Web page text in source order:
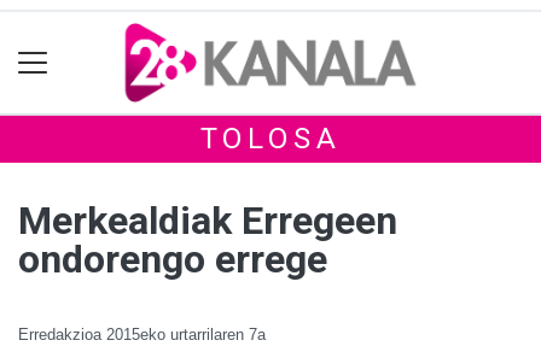
TOLOSA
Merkealdiak Erregeen
ondorengo errege
Erredakzioa 2015eko urtarrilaren 7a